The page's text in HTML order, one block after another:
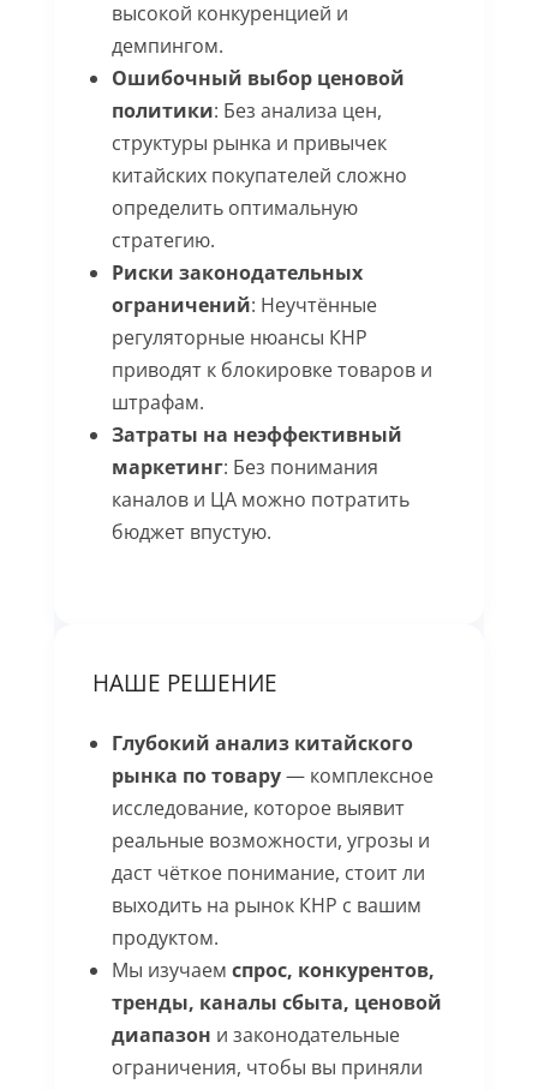
высокой конкуренцией и
демпингом.
Ошибочный выбор ценовой
политики: Без анализа цен,
структуры рынка и привычек
китайских покупателей сложно
определить оптимальную
стратегию.
Риски законодательных
ограничений: Неучтённые
регуляторные нюансы КНР
приводят к блокировке товаров и
штрафам.
Затраты на неэффективный
маркетинг: Без понимания
каналов и ЦА можно потратить
бюджет впустую.
НАШЕ РЕШЕНИЕ
Глубокий анализ китайского
рынка по товару— комплексное
исследование, которое выявит
реальные возможности, угрозы и
даст чёткое понимание, стоит ли
выходить на рынок КНР с вашим
продуктом.
Мы изучаем спрос, конкурентов,
тренды, каналы сбыта, ценовой
диапазон и законодательные
ограничения, чтобы вы приняли